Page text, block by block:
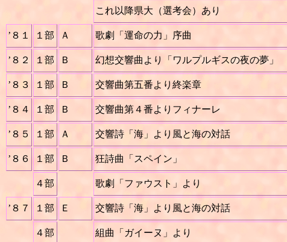
これ以降県大（選考会）あり
’８１ １部 Ａ 歌劇「運命の力」序曲
’８２ １部 Ｂ 幻想交響曲より「ワルプルギスの夜の夢」
’８３ １部 Ｂ 交響曲第五番より終楽章
’８４ １部 Ｂ 交響曲第４番よりフィナーレ
’８５ １部 Ａ 交響詩「海」より風と海の対話
’８６ １部 Ｂ 狂詩曲「スペイン」
４部 歌劇「ファウスト」より
’８７ １部 Ｅ 交響詩「海」より風と海の対話
４部 組曲「ガイーヌ」より